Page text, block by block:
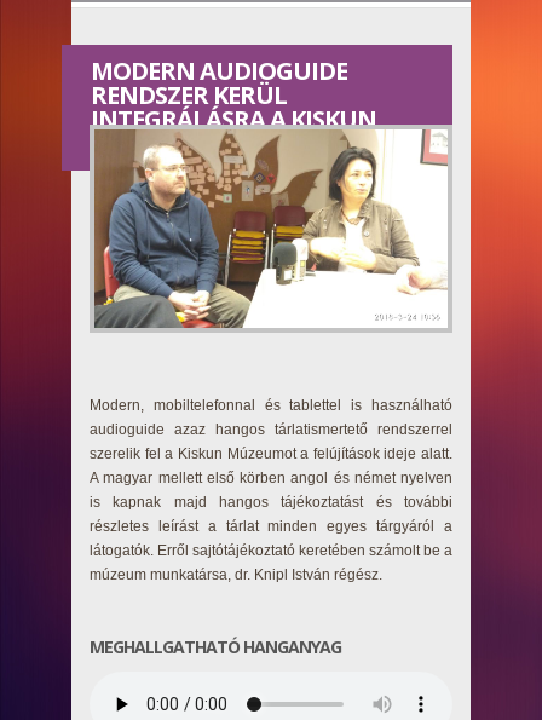
Rólunk
Médiaajánlat
Stáb
Kapcsolat
Hasznos
Smile TV
MODERN AUDIOGUIDE
RENDSZER KERÜL
INTEGRÁLÁSRA A KISKUN
MÚZEUM TÁRLATAIHOZ
Modern, mobiltelefonnal és tablettel is használható
audioguide azaz hangos tárlatismertető rendszerrel
szerelik fel a Kiskun Múzeumot a felújítások ideje alatt.
A magyar mellett első körben angol és német nyelven
is kapnak majd hangos tájékoztatást és további
részletes leírást a tárlat minden egyes tárgyáról a
látogatók. Erről sajtótájékoztató keretében számolt be a
múzeum munkatársa, dr. Knipl István régész.
MEGHALLGATHATÓ HANGANYAG